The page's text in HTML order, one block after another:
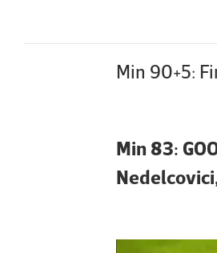
Min 90+5:
Min 83: